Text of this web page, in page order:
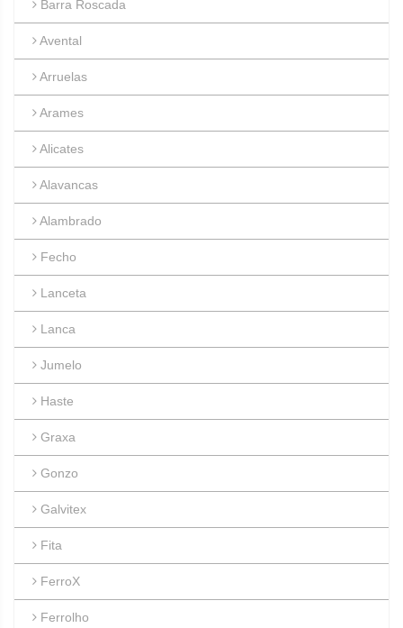
Barra Roscada
Avental
Arruelas
Arames
Alicates
Alavancas
Alambrado
Fecho
Lanceta
Lanca
Jumelo
Haste
Graxa
Gonzo
Galvitex
Fita
FerroX
Ferrolho